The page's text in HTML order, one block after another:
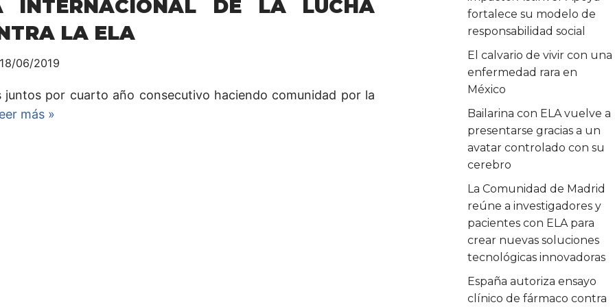
INTERNACIONAL DE LA LUCHA
LA ELA
06/2019
juntos por cuarto año consecutivo haciendo comunidad por la
más »
fortalece su modelo de
responsabilidad social
El calvario de vivir con una
enfermedad rara en
México
Bailarina con ELA vuelve a
presentarse gracias a un
avatar controlado con su
cerebro
La Comunidad de Madrid
reúne a investigadores y
pacientes con ELA para
crear nuevas soluciones
tecnológicas innovadoras
España autoriza ensayo
clínico de fármaco contra